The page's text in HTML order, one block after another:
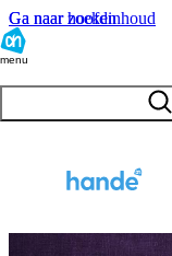
Ga naar hoofdinhoud
Ga naar zoeken
menu